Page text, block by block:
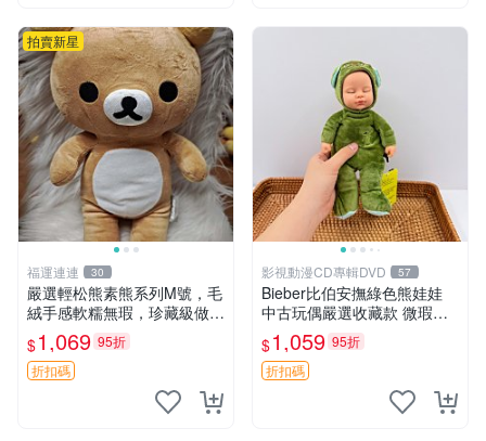
拍賣新星
福運連連 30
嚴選輕松熊素熊系列M號，毛
絨手感軟糯無瑕，珍藏級做工
推薦收藏，尺寸35cm清晰可
見。中古毛絨、收藏精品、毛
絨玩具
$1,069 95折
折扣碼
影視動漫CD專輯DVD 57
Bieber比伯安撫綠色熊娃娃
中古玩偶嚴選收藏款 微瑕輕
度使用 Bieber綠熊娃娃 中古
玩偶 微瑕
$1,059 95折
折扣碼